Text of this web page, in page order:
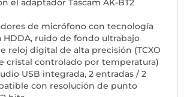
el adaptador Tascam AK-BT2
de micrófono con tecnología
HDDA, ruido de fondo ultrabajo
reloj digital de alta precisión (TCXO
cristal controlado por temperatura)
USB integrada, 2 entradas / 2
con resolución de punto